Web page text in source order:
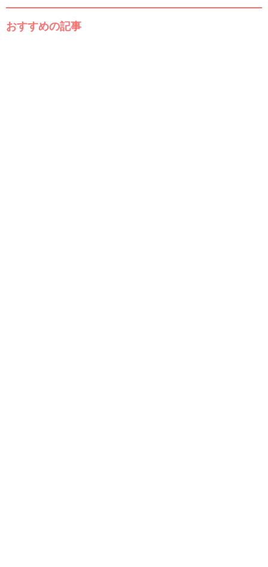
おすすめの記事